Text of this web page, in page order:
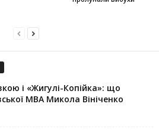
і «Жигулі-Копійка»: що
МВА Микола Вініченко